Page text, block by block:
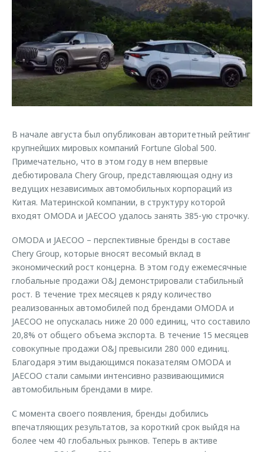
Страхование
Кредитный калькулятор
Аксессуары
Одежда и сувениры
Оригинальные аксессуары
Запчасти
Трейд-ин
Калькулятор трейд-ин
Клиентская поддержка
O&J Автоклуб
Клуб владельцев OMODA
Приложение O&J
Аксессуары
Оригинальные аксессуары
Запчасти
Обратная связь
В начале августа был опубликован авторитетный рейтинг
крупнейших мировых компаний Fortune Global 500.
Примечательно, что в этом году в нем впервые
дебютировала Chery Group, представляющая одну из
ведущих независимых автомобильных корпораций из
Китая. Материнской компании, в структуру которой
входят OMODA и JAECOO удалось занять 385-ую строчку.
OMODA и JAECOO – перспективные бренды в составе
Chery Group, которые вносят весомый вклад в
экономический рост концерна. В этом году ежемесячные
глобальные продажи O&J демонстрировали стабильный
рост. В течение трех месяцев к ряду количество
реализованных автомобилей под брендами OMODA и
JAECOO не опускалась ниже 20 000 единиц, что составило
20,8% от общего объема экспорта. В течение 15 месяцев
совокупные продажи O&J превысили 280 000 единиц.
Благодаря этим выдающимся показателям OMODA и
JAECOO стали самыми интенсивно развивающимися
автомобильным брендами в мире.
С момента своего появления, бренды добились
впечатляющих результатов, за короткий срок выйдя на
более чем 40 глобальных рынков. Теперь в активе